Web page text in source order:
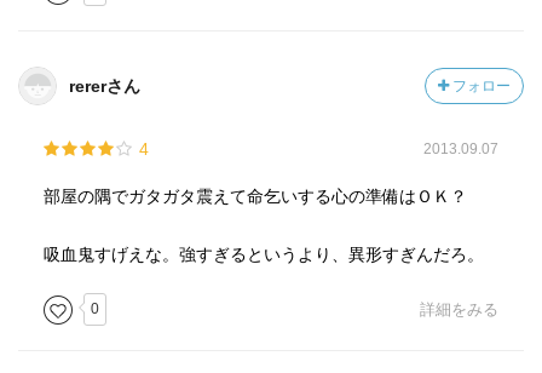
rererさん フォロー
4 2013.09.07
部屋の隅でガタガタ震えて命乞いする心の準備はＯＫ？
吸血鬼すげえな。強すぎるというより、異形すぎんだろ。
0 詳細をみる